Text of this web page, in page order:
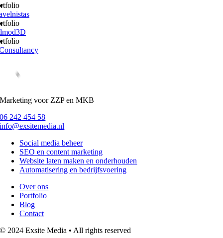
Marketing voor ZZP en MKB
06 242 454 58
info@exsitemedia.nl
Social media beheer
SEO en content marketing
Website laten maken en onderhouden
Automatisering en bedrijfsvoering
Over ons
Portfolio
Blog
Contact
© 2024 Exsite Media • All rights reserved